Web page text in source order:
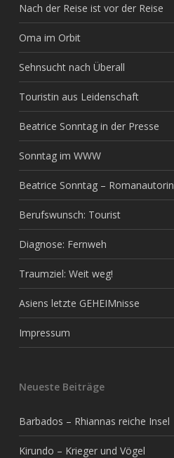
Nach der Reise ist vor der Reise
Oma im Orbit
Sehnsucht nach Überall
Touristin aus Leidenschaft
Beatrice Sonntag in der Presse
Sonntag im WWW
Beatrice Sonntag – Romanautorin
Berufswunsch: Tourist
Diagnose: Fernweh
Traumziel: Weit weg!
Asiens letzte GEHEIMnisse
Impressum
Neueste Beiträge
Barbados – Rhiannas reiche Insel
Kirundo – Krieger und Vögel